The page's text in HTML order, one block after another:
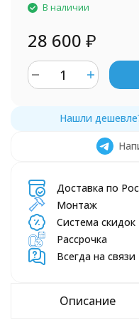
В наличии
28 600 ₽
Доставка по
Монтаж
Система скидок
Рассрочка
Всегда на связи
Описание